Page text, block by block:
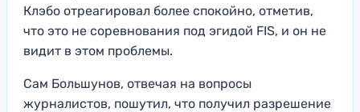
Клэбо отреагировал более спокойно, отметив,
что это не соревнования под эгидой FIS, и он не
видит в этом проблемы.
Сам Большунов, отвечая на вопросы
журналистов, пошутил, что получил разрешение